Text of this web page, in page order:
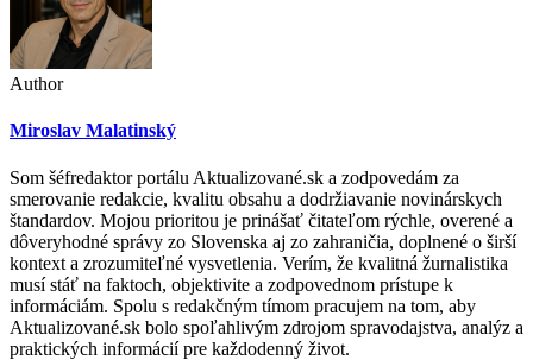
Author
Miroslav Malatinský
Som šéfredaktor portálu Aktualizované.sk a zodpovedám za
smerovanie redakcie, kvalitu obsahu a dodržiavanie novinárskych
štandardov. Mojou prioritou je prinášať čitateľom rýchle, overené a
dôveryhodné správy zo Slovenska aj zo zahraničia, doplnené o širší
kontext a zrozumiteľné vysvetlenia. Verím, že kvalitná žurnalistika
musí stáť na faktoch, objektivite a zodpovednom prístupe k
informáciám. Spolu s redakčným tímom pracujem na tom, aby
Aktualizované.sk bolo spoľahlivým zdrojom spravodajstva, analýz a
praktických informácií pre každodenný život.